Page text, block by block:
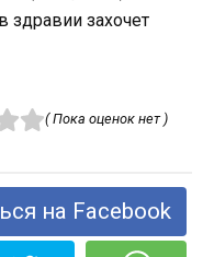
здравии захочет
( Пока оценок нет )
на Facebook